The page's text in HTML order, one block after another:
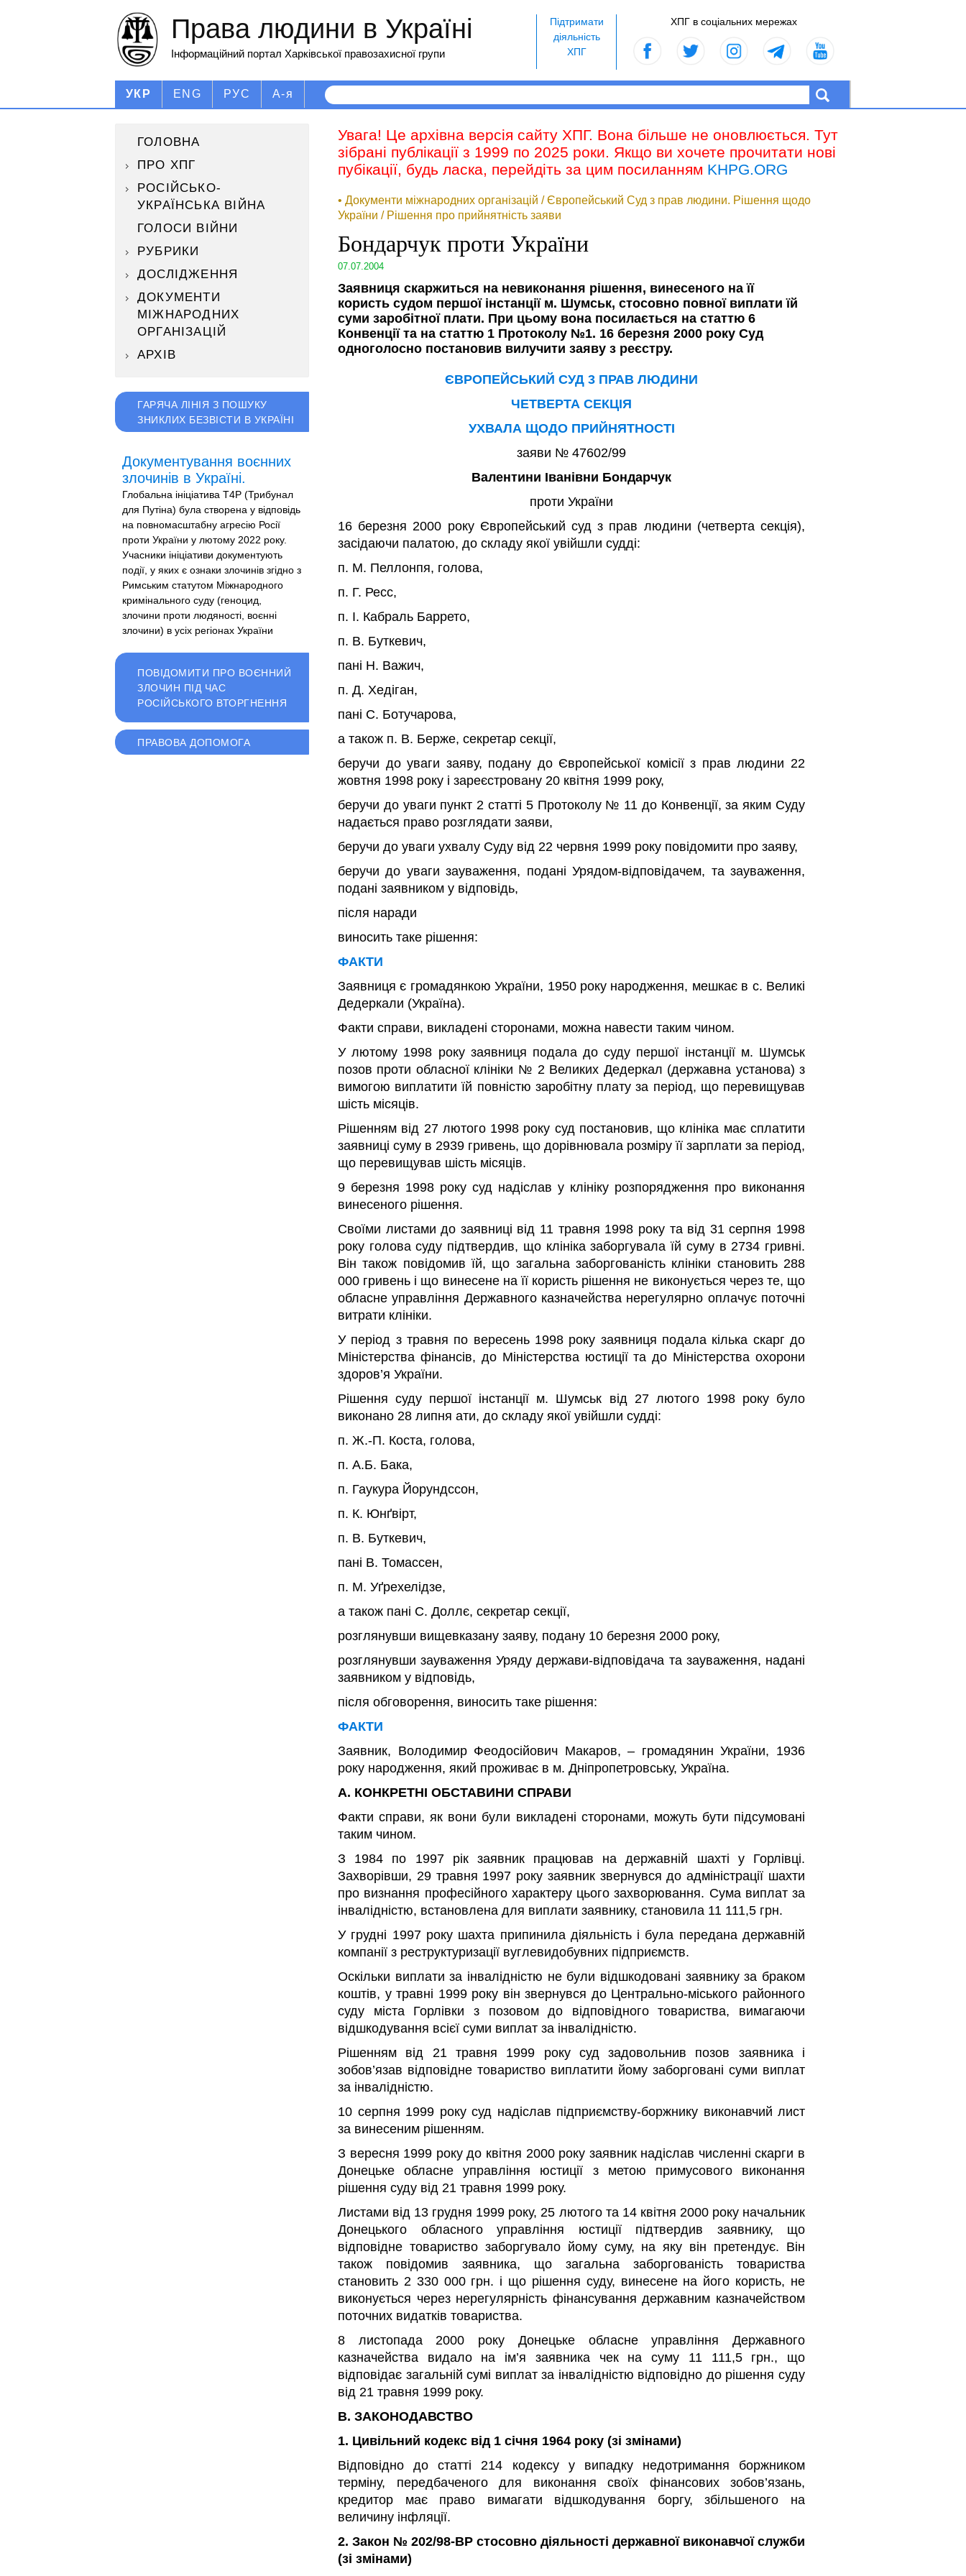
ХПГ в соціальних мережах
Підтримати
діяльність
ХПГ
Права людини в Україні
Інформаційний портал Харківської правозахисної групи
УКР ENG РУС А-я
ГОЛОВНА
ПРО ХПГ
РОСІЙСЬКО-
УКРАЇНСЬКА ВІЙНА
ГОЛОСИ ВІЙНИ
РУБРИКИ
ДОСЛІДЖЕННЯ
ДОКУМЕНТИ
МІЖНАРОДНИХ
ОРГАНІЗАЦІЙ
АРХІВ
ГАРЯЧА ЛІНІЯ З ПОШУКУ
ЗНИКЛИХ БЕЗВІСТИ В УКРАЇНІ
Документування воєнних
злочинів в Україні.
Глобальна ініціатива T4P (Трибунал
для Путіна) була створена у відповідь
на повномасштабну агресію Росії
проти України у лютому 2022 року.
Учасники ініціативи документують
події, у яких є ознаки злочинів згідно з
Римським статутом Міжнародного
кримінального суду (геноцид,
злочини проти людяності, воєнні
злочини) в усіх регіонах України
ПОВІДОМИТИ ПРО ВОЄННИЙ
ЗЛОЧИН ПІД ЧАС
РОСІЙСЬКОГО ВТОРГНЕННЯ
ПРАВОВА ДОПОМОГА
Увага! Це архівна версія сайту ХПГ. Вона більше не оновлюється. Тут
зібрані публікації з 1999 по 2025 роки. Якщо ви хочете прочитати нові
пубікації, будь ласка, перейдіть за цим посиланням KHPG.ORG
• Документи міжнародних організацій / Європейський Суд з прав людини. Рішення щодо
України / Рішення про прийнятність заяви
Бондарчук проти України
07.07.2004
Заявниця скаржиться на невиконання рішення, винесеного на її
користь судом першої інстанції м. Шумськ, стосовно повної виплати їй
суми заробітної плати. При цьому вона посилається на статтю 6
Конвенції та на статтю 1 Протоколу №1. 16 березня 2000 року Суд
одноголосно постановив вилучити заяву з реєстру.
ЄВРОПЕЙСЬКИЙ СУД 3 ПРАВ ЛЮДИНИ
ЧЕТВЕРТА СЕКЦІЯ
УХВАЛА ЩОДО ПРИЙНЯТНОСТІ
заяви № 47602/99
Валентини Іванівни Бондарчук
проти України
16 березня 2000 року Європейський суд з прав людини (четверта секція),
засідаючи палатою, до складу якої увійшли судді:
п. М. Пеллонпя, голова,
п. Г. Ресс,
п. І. Кабраль Баррето,
п. В. Буткевич,
пані Н. Важич,
п. Д. Хедіган,
пані С. Ботучарова,
а також п. В. Берже, секретар секції,
беручи до уваги заяву, подану до Європейської комісії з прав людини 22
жовтня 1998 року і зареєстровану 20 квітня 1999 року,
беручи до уваги пункт 2 статті 5 Протоколу № 11 до Конвенції, за яким Суду
надається право розглядати заяви,
беручи до уваги ухвалу Суду від 22 червня 1999 року повідомити про заяву,
беручи до уваги зауваження, подані Урядом-відповідачем, та зауваження,
подані заявником у відповідь,
після наради
виносить таке рішення:
ФАКТИ
Заявниця є громадянкою України, 1950 року народження, мешкає в с. Великі
Дедеркали (Україна).
Факти справи, викладені сторонами, можна навести таким чином.
У лютому 1998 року заявниця подала до суду першої інстанції м. Шумськ
позов проти обласної клініки № 2 Великих Дедеркал (державна установа) з
вимогою виплатити їй повністю заробітну плату за період, що перевищував
шість місяців.
Рішенням від 27 лютого 1998 року суд постановив, що клініка має сплатити
заявниці суму в 2939 гривень, що дорівнювала розміру її зарплати за період,
що перевищував шість місяців.
9 березня 1998 року суд надіслав у клініку розпорядження про виконання
винесеного рішення.
Своїми листами до заявниці від 11 травня 1998 року та від 31 серпня 1998
року голова суду підтвердив, що клініка заборгувала їй суму в 2734 гривні.
Він також повідомив їй, що загальна заборгованість клініки становить 288
000 гривень і що винесене на її користь рішення не виконується через те, що
обласне управління Державного казначейства нерегулярно оплачує поточні
витрати клініки.
У період з травня по вересень 1998 року заявниця подала кілька скарг до
Міністерства фінансів, до Міністерства юстиції та до Міністерства охорони
здоров’я України.
Рішення суду першої інстанції м. Шумськ від 27 лютого 1998 року було
виконано 28 липня ати, до складу якої увійшли судді:
п. Ж.-П. Коста, голова,
п. А.Б. Бака,
п. Гаукура Йорундссон,
п. К. Юнґвірт,
п. В. Буткевич,
пані В. Томассен,
п. М. Уґрехелідзе,
а також пані С. Доллє, секретар секції,
розглянувши вищевказану заяву, подану 10 березня 2000 року,
розглянувши зауваження Уряду держави-відповідача та зауваження, надані
заявником у відповідь,
після обговорення, виносить таке рішення:
ФАКТИ
Заявник, Володимир Феодосійович Макаров, – громадянин України, 1936
року народження, який проживає в м. Дніпропетровську, Україна.
А. КОНКРЕТНІ ОБСТАВИНИ СПРАВИ
Факти справи, як вони були викладені сторонами, можуть бути підсумовані
таким чином.
З 1984 по 1997 рік заявник працював на державній шахті у Горлівці.
Захворівши, 29 травня 1997 року заявник звернувся до адміністрації шахти
про визнання професійного характеру цього захворювання. Сума виплат за
інвалідністю, встановлена для виплати заявнику, становила 11 111,5 грн.
У грудні 1997 року шахта припинила діяльність і була передана державній
компанії з реструктуризації вуглевидобувних підприємств.
Оскільки виплати за інвалідністю не були відшкодовані заявнику за браком
коштів, у травні 1999 року він звернувся до Центрально-міського районного
суду міста Горлівки з позовом до відповідного товариства, вимагаючи
відшкодування всієї суми виплат за інвалідністю.
Рішенням від 21 травня 1999 року суд задовольнив позов заявника і
зобов’язав відповідне товариство виплатити йому заборговані суми виплат
за інвалідністю.
10 серпня 1999 року суд надіслав підприємству-боржнику виконавчий лист
за винесеним рішенням.
З вересня 1999 року до квітня 2000 року заявник надіслав численні скарги в
Донецьке обласне управління юстиції з метою примусового виконання
рішення суду від 21 травня 1999 року.
Листами від 13 грудня 1999 року, 25 лютого та 14 квітня 2000 року начальник
Донецького обласного управління юстиції підтвердив заявнику, що
відповідне товариство заборгувало йому суму, на яку він претендує. Він
також повідомив заявника, що загальна заборгованість товариства
становить 2 330 000 грн. і що рішення суду, винесене на його користь, не
виконується через нерегулярність фінансування державним казначейством
поточних видатків товариства.
8 листопада 2000 року Донецьке обласне управління Державного
казначейства видало на ім’я заявника чек на суму 11 111,5 грн., що
відповідає загальній сумі виплат за інвалідністю відповідно до рішення суду
від 21 травня 1999 року.
В. ЗАКОНОДАВСТВО
1. Цивільний кодекс від 1 січня 1964 року (зі змінами)
Відповідно до статті 214 кодексу у випадку недотримання боржником
терміну, передбаченого для виконання своїх фінансових зобов’язань,
кредитор має право вимагати відшкодування боргу, збільшеного на
величину інфляції.
2. Закон № 202/98-ВР стосовно діяльності державної виконавчої служби
(зі змінами)